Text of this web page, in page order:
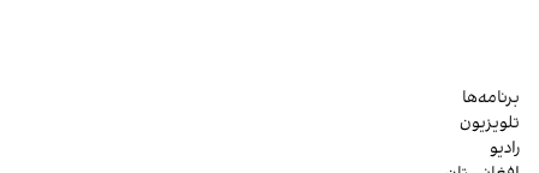
برنامه‌ها
تلویزیون
رادیو